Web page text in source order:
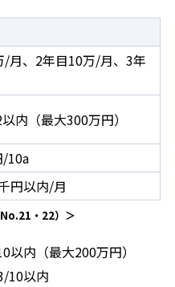
/月、2年目10万/月、3年
内（最大300万円）
10a
円以内/月
・22）＞
内（最大200万円）
10以内